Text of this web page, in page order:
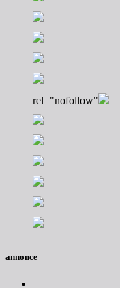
rel="nofollow"
annonce